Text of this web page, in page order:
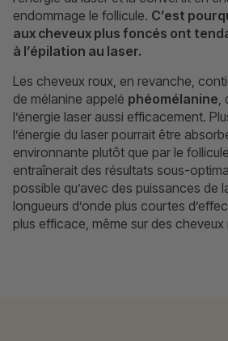
endommage le follicule. C’est
aux cheveux plus foncés ont
à l’épilation au laser.
Les cheveux roux, en revanche,
de mélanine appelé phéomélanine
l’énergie laser aussi efficacement.
l’énergie du laser pourrait être
environnante plutôt que par le
entraînerait des résultats sous-
possible qu’avec des puissances de
longueurs d’onde plus courtes
plus efficace, même sur des cheveux